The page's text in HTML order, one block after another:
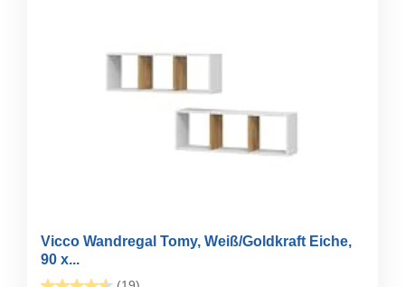
Vicco Wandregal Tomy, Weiß/Goldkraft Eiche,
90 x...